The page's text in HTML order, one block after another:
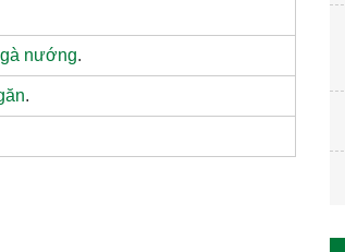
nướng.
.